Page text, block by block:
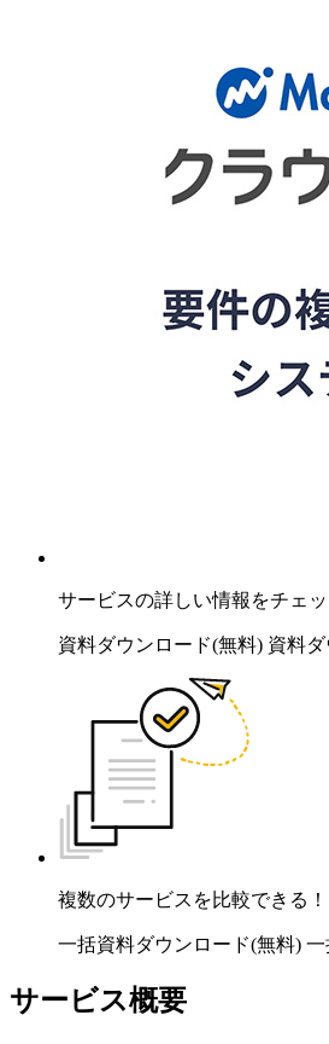
サービスの詳しい情報をチェッ
資料ダウンロード(無料) 資料
複数のサービスを比較できる！
一括資料ダウンロード(無料) 一
サービス概要